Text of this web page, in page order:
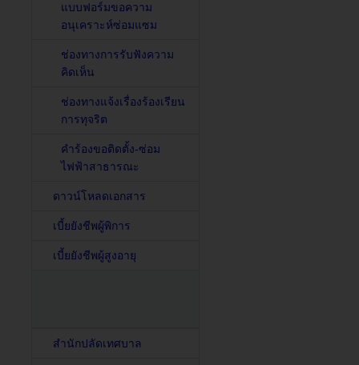
แบบฟอร์มขอความ
อนุเคราะห์ซ่อมแซม
ช่องทางการรับฟังความ
คิดเห็น
ช่องทางแจ้งเรื่องร้องเรียน
การทุจริต
คำร้องขอติดตั้ง-ซ่อม
ไฟฟ้าสาธารณะ
ดาวน์โหลดเอกสาร
เบี้ยยังชีพผู้พิการ
เบี้ยยังชีพผู้สูงอายุ
สำนักปลัดเทศบาล